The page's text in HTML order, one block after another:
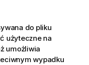
do pliku
użyteczne na
umożliwia
wypadku